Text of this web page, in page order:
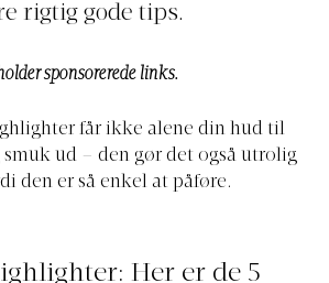
rigtig gode tips.
sponsorerede links.
får ikke alene din hud til
smuk ud – den gør det også utrolig
den er så enkel at påføre.
Her er de 5